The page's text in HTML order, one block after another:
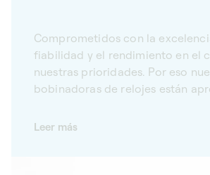
Comprometidos con la
fiabilidad y el rendimiento en el
nuestras prioridades. Por eso
bobinadoras de relojes están
Conforme a las normas de
Leer más